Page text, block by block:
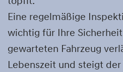
Eine regelmäßige
wichtig für Ihre
gewarteten Fahrzeug
Lebenszeit und steigt